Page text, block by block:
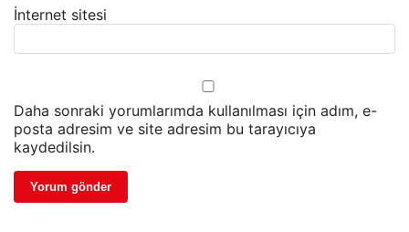
İnternet sitesi
Daha sonraki yorumlarımda kullanılması için adım, e-
posta adresim ve site adresim bu tarayıcıya
kaydedilsin.